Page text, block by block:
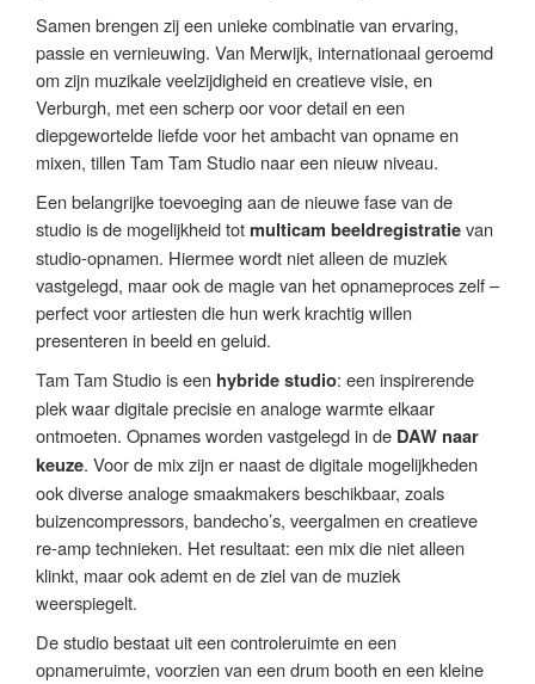
Samen brengen zij een unieke combinatie van ervaring,
passie en vernieuwing. Van Merwijk, internationaal geroemd
om zijn muzikale veelzijdigheid en creatieve visie, en
Verburgh, met een scherp oor voor detail en een
diepgewortelde liefde voor het ambacht van opname en
mixen, tillen Tam Tam Studio naar een nieuw niveau.
Een belangrijke toevoeging aan de nieuwe fase van de
studio is de mogelijkheid totmulticam beeldregistratievan
studio-opnamen. Hiermee wordt niet alleen de muziek
vastgelegd, maar ook de magie van het opnameproces zelf –
perfect voor artiesten die hun werk krachtig willen
presenteren in beeld en geluid.
Tam Tam Studio is een hybride studio: een inspirerende
plek waar digitale precisie en analoge warmte elkaar
ontmoeten. Opnames worden vastgelegd in de DAW naar
keuze. Voor de mix zijn er naast de digitale mogelijkheden
ook diverse analoge smaakmakers beschikbaar, zoals
buizencompressors, bandecho’s, veergalmen en creatieve
re-amp technieken. Het resultaat: een mix die niet alleen
klinkt, maar ook ademt en de ziel van de muziek
weerspiegelt.
De studio bestaat uit een controleruimte en een
opnameruimte, voorzien van een drum booth en een kleine